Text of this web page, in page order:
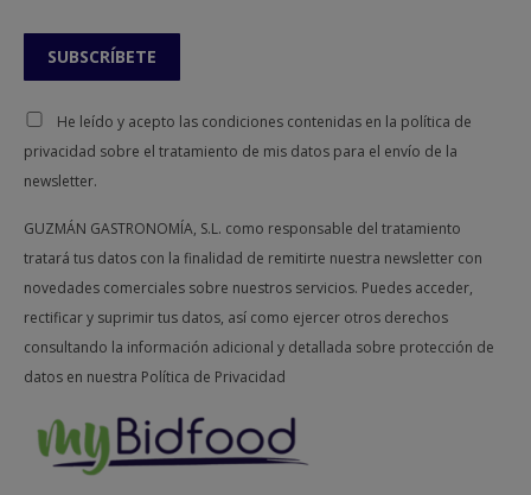
+ Calcic
Gluco +
+ Algin
Espesar
Salsa espesa (en
Xantana
Purés espesos a
base de líquidos
Kappa
Líquidos con
efecto suspensor
He leído y acepto las condiciones contenidas en la política de
privacidad sobre el tratamiento de mis datos para el envío de la
newsletter.
GUZMÁN GASTRONOMÍA, S.L. como responsable del tratamiento
tratará tus datos con la finalidad de remitirte nuestra newsletter con
novedades comerciales sobre nuestros servicios. Puedes acceder,
rectificar y suprimir tus datos, así como ejercer otros derechos
consultando la información adicional y detallada sobre protección de
datos en nuestra Política de Privacidad